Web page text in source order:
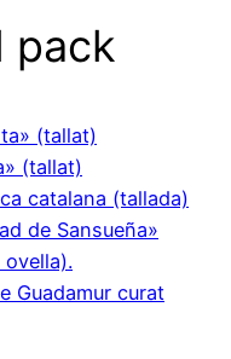
pack
(tallat)
(tallat)
catalana (tallada)
de Sansueña»
Guadamur curat